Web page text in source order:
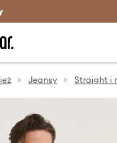
z Answear Club >
Jeansy Straight i